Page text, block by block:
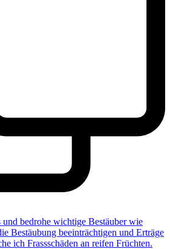
und bedrohe wichtige Bestäuberwie
Bestäubung beeinträchtigen und Erträge
ich Frassschäden an reifen Früchten.